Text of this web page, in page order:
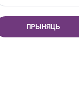
116
Беларусь,
368 37 37, Факс:
ПРЫНЯЦЬ